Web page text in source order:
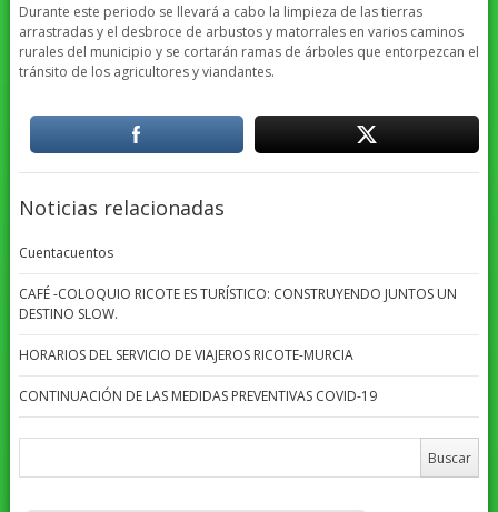
Durante este periodo se llevará a cabo la limpieza de las tierras
arrastradas y el desbroce de arbustos y matorrales en varios caminos
rurales del municipio y se cortarán ramas de árboles que entorpezcan el
tránsito de los agricultores y viandantes.
Noticias relacionadas
Cuentacuentos
CAFÉ -COLOQUIO RICOTE ES TURÍSTICO: CONSTRUYENDO JUNTOS UN
DESTINO SLOW.
HORARIOS DEL SERVICIO DE VIAJEROS RICOTE-MURCIA
CONTINUACIÓN DE LAS MEDIDAS PREVENTIVAS COVID-19